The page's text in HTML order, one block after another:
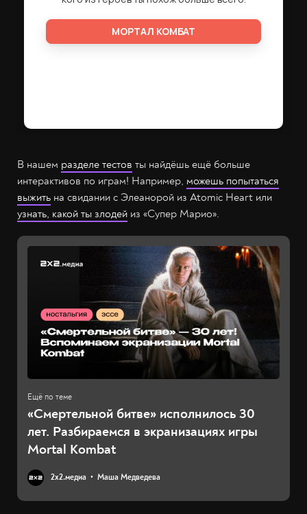
В нашем разделе тестов ты найдёшь ещё больше
интерактивов по играм! Например, можешь попытаться
выжить на свидании с Элеанорой из Atomic Heart или
узнать, какой ты злодей из «Супер Марио».
«Смертельной битве» исполнилось 30
лет. Разбираемся в экранизациях игры
Mortal Kombat
2х2.медиа Маша Медведева